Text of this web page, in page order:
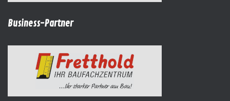
Business-Partner